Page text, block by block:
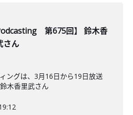
第675回】 鈴木香
さん
ングは、3月16日から19日放送
木香里武さん